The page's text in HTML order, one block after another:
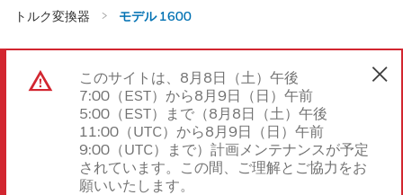
トルク変換器
モデル 1600
このサイトは、8月8日（土）午後
7:00（EST）から8月9日（日）午前
5:00（EST）まで（8月8日（土）午後
11:00（UTC）から8月9日（日）午前
9:00（UTC）まで）計画メンテナンスが予定
されています。この間、ご理解とご協力をお
願いいたします。